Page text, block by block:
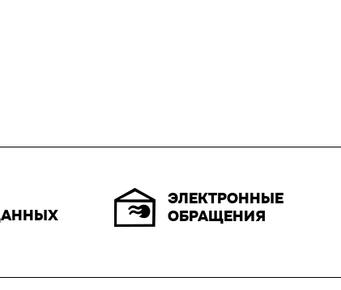
ЭЛЕКТРОННЫЕ
ОБРАЩЕНИЯ